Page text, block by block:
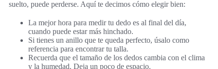
suelto, puede perderse. Aquí te decimos cómo elegir bien:
La mejor hora para medir tu dedo es al final del día,
cuando puede estar más hinchado.
Si tienes un anillo que te queda perfecto, úsalo como
referencia para encontrar tu talla.
Recuerda que el tamaño de los dedos cambia con el clima
y la humedad. Deja un poco de espacio.